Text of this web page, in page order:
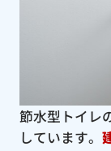
節水型トイレ
しています。